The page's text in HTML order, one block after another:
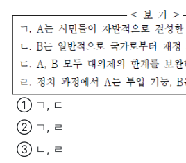
① ㄱ, ㄷ
② ㄱ, ㄹ
③ ㄴ, ㄹ